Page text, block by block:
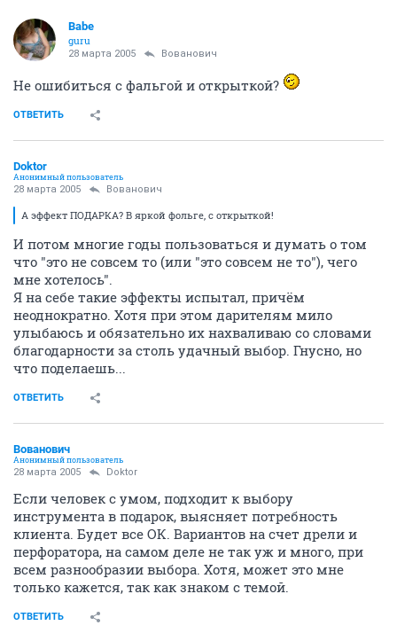
Babe
guru
28 марта 2005 Вованович
Не ошибиться с фальгой и открыткой?
ОТВЕТИТЬ
Doktor
Анонимный пользователь
28 марта 2005 Вованович
А эффект ПОДАРКА? В яркой фольге, с открыткой!
И потом многие годы пользоваться и думать о том
что "это не совсем то (или "это совсем не то"), чего
мне хотелось".
Я на себе такие эффекты испытал, причём
неоднократно. Хотя при этом дарителям мило
улыбаюсь и обязательно их нахваливаю со словами
благодарности за столь удачный выбор. Гнусно, но
что поделаешь...
ОТВЕТИТЬ
Вованович
Анонимный пользователь
28 марта 2005 Doktor
Если человек с умом, подходит к выбору
инструмента в подарок, выясняет потребность
клиента. Будет все ОК. Вариантов на счет дрели и
перфоратора, на самом деле не так уж и много, при
всем разнообразии выбора. Хотя, может это мне
только кажется, так как знаком с темой.
ОТВЕТИТЬ